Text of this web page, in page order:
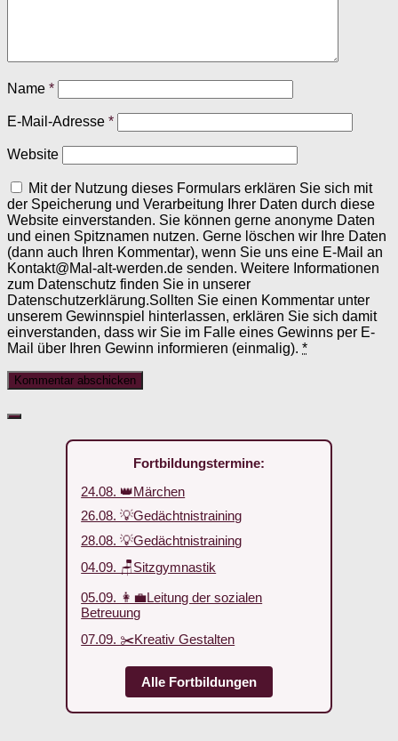
Name *
E-Mail-Adresse *
Website
Mit der Nutzung dieses Formulars erklären Sie sich mit
der Speicherung und Verarbeitung Ihrer Daten durch diese
Website einverstanden. Sie können gerne anonyme Daten
und einen Spitznamen nutzen. Gerne löschen wir Ihre Daten
(dann auch Ihren Kommentar), wenn Sie uns eine E-Mail an
Kontakt@Mal-alt-werden.de senden. Weitere Informationen
zum Datenschutz finden Sie in unserer
Datenschutzerklärung.Sollten Sie einen Kommentar unter
unserem Gewinnspiel hinterlassen, erklären Sie sich damit
einverstanden, dass wir Sie im Falle eines Gewinns per E-
Mail über Ihren Gewinn informieren (einmalig). *
Fortbildungstermine:
24.08. 👑Märchen
26.08. 💡Gedächtnistraining
28.08. 💡Gedächtnistraining
04.09. 🪑Sitzgymnastik
05.09. 👩‍💼Leitung der sozialen
Betreuung
07.09. ✂️Kreativ Gestalten
Alle Fortbildungen